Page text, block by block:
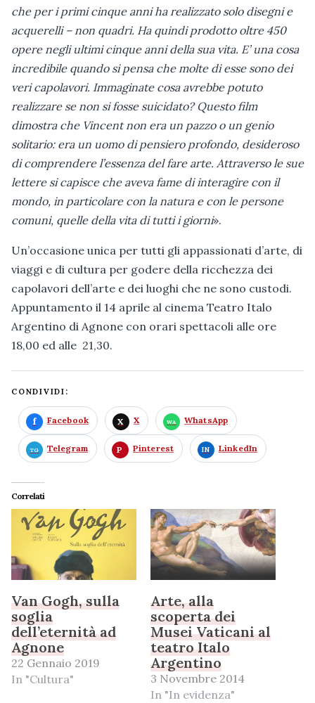
che per i primi cinque anni ha realizzato solo disegni e
acquerelli – non quadri. Ha quindi prodotto oltre 450
opere negli ultimi cinque anni della sua vita. E’ una cosa
incredibile quando si pensa che molte di esse sono dei
veri capolavori. Immaginate cosa avrebbe potuto
realizzare se non si fosse suicidato? Questo film
dimostra che Vincent non era un pazzo o un genio
solitario: era un uomo di pensiero profondo, desideroso
di comprendere l’essenza del fare arte. Attraverso le sue
lettere si capisce che aveva fame di interagire con il
mondo, in particolare con la natura e con le persone
comuni, quelle della vita di tutti i giorni».
Un’occasione unica per tutti gli appassionati d’arte, di
viaggi e di cultura per godere della ricchezza dei
capolavori dell’arte e dei luoghi che ne sono custodi.
Appuntamento il 14 aprile al cinema Teatro Italo
Argentino di Agnone con orari spettacoli alle ore
18,00 ed alle 21,30.
CONDIVIDI:
Facebook X WhatsApp
Telegram Pinterest LinkedIn
Correlati
Van Gogh, sulla
soglia
dell’eternità ad
Agnone
22 Gennaio 2019
In "Cultura"
Arte, alla
scoperta dei
Musei Vaticani al
teatro Italo
Argentino
3 Novembre 2014
In "In evidenza"